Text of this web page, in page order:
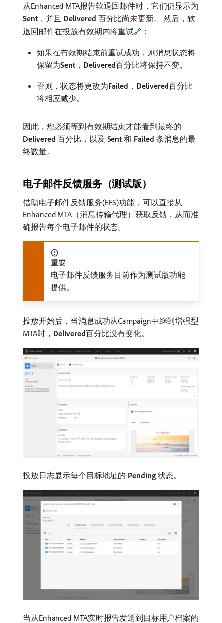
从Enhanced MTA报告软退回邮件时，它们仍显示为​
Sent ，并且​ Delivered ​百分比尚未更新。 然后，软
退回邮件在投放有效期内将重试🔗 ：
如果在有效期结束前重试成功，则消息状态将
保留为​Sent ， Delivered​百分比将保持不变。
否则，状态将更改为​Failed ， Delivered​百分比
将相应减少。
因此，您必须等到有效期结束才能看到最终的​
Delivered ​百分比，以及​ Sent ​和​ Failed ​条消息的最
终数量。
电子邮件反馈服务（测试版）
借助电子邮件反馈服务(EFS)功能，可以直接从
Enhanced MTA（消息传输代理）获取反馈，从而准
确报告每个电子邮件的状态。
重要
电子邮件反馈服务目前作为测试版功能
提供。
投放开始后，当消息成功从Campaign中继到增强型
MTA时， Delivered​百分比没有变化。
投放日志显示每个目标地址的​ Pending ​状态。
当从Enhanced MTA实时报告发送到目标用户档案的